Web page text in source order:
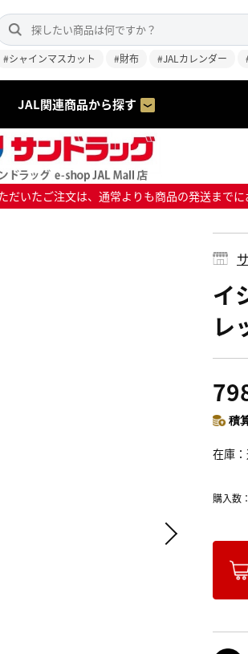
#シャインマスカット #財布 #JALカレンダー
JAL関連商品から探す
いたご注文は、通常よりも商品の発送まで
イ
レ
積
在庫
購入数：